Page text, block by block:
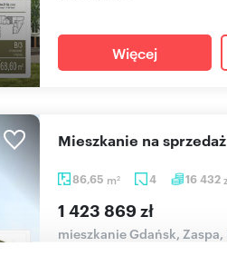
Więcej
86,65 m2 4 16 432
mieszkanie na
1 423 869 zł
mieszkanie Gdańsk, Zaspa,